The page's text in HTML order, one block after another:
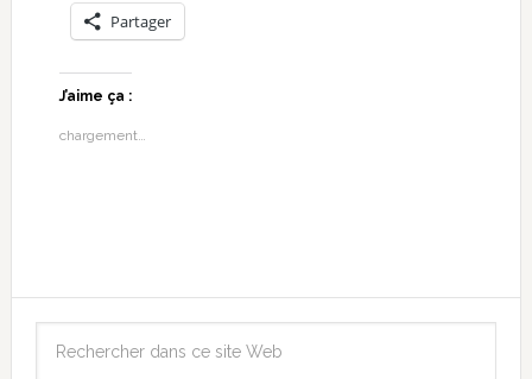
Partager
J’aime ça :
chargement…